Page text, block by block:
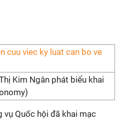
Kim Ngân phát biểu khai
Quốc hội đã khai mạc